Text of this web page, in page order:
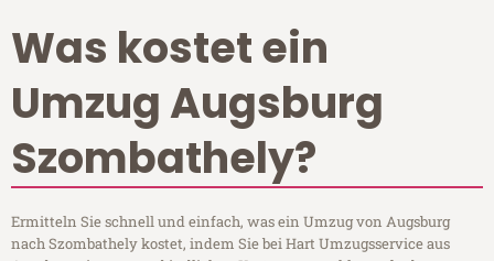
Was kostet ein
Umzug Augsburg
Szombathely?
Ermitteln Sie schnell und einfach, was ein Umzug von Augsburg
nach Szombathely kostet, indem Sie bei Hart Umzugsservice aus